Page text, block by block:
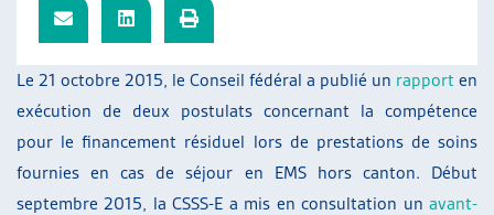
Le 21 octobre 2015, le Conseil fédéral a publié un rapport en
exécution de deux postulats concernant la compétence
pour le financement résiduel lors de prestations de soins
fournies en cas de séjour en EMS hors canton. Début
septembre 2015, la CSSS-E a mis en consultation un avant-